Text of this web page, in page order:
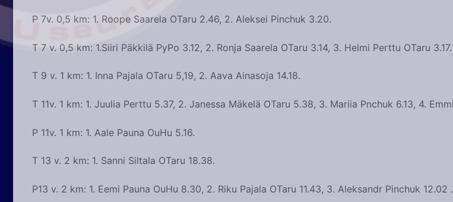
P 7v. 0,5 km: 1. Roope Saarela OTaru 2.46, 2. Aleksei Pinchuk 3.20.
T 7 v. 0,5 km: 1.Siiri Päkkilä PyPo 3.12, 2. Ronja Saarela OTaru 3.14, 3. Helmi Perttu OTaru 3.17.
T 9 v. 1 km: 1. Inna Pajala OTaru 5,19, 2. Aava Ainasoja 14.18.
T 11v. 1 km: 1. Juulia Perttu 5.37, 2. Janessa Mäkelä OTaru 5.38, 3. Mariia Pnchuk 6.13, 4.
P 11v. 1 km: 1. Aale Pauna OuHu 5.16.
T 13 v. 2 km: 1. Sanni Siltala OTaru 18.38.
P13 v. 2 km: 1. Eemi Pauna OuHu 8.30, 2. Riku Pajala OTaru 11.43, 3. Aleksandr Pinchuk 12.02 .